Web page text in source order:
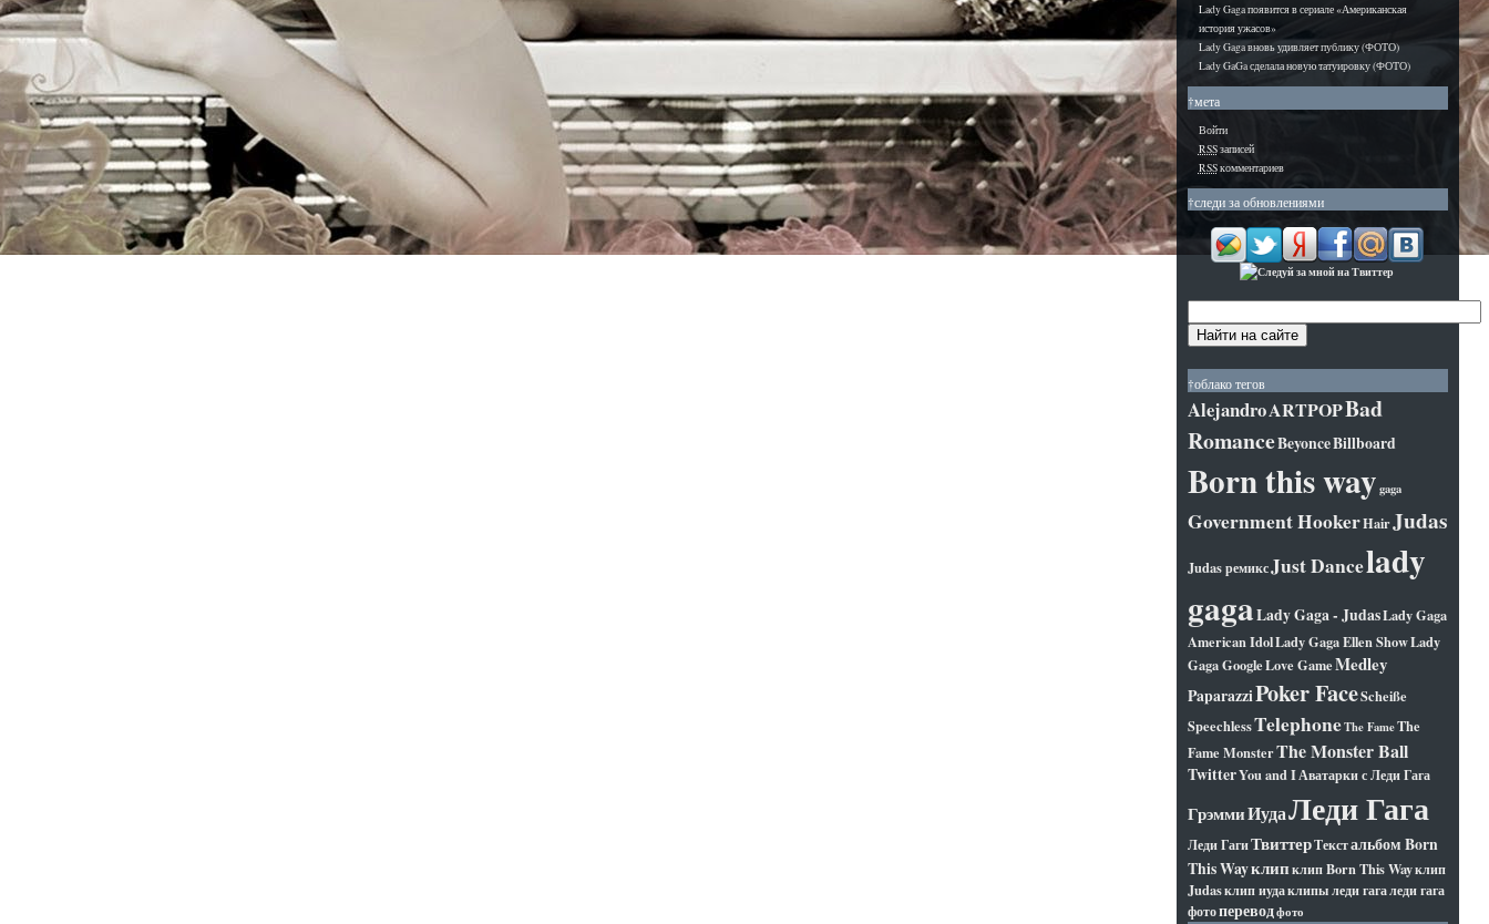
Lady Gaga появится в сериале «Американская
история ужасов»
Lady Gaga вновь удивляет публику (ФОТО)
Lady GaGa сделала новую татуировку (ФОТО)
†мета
Войти
RSSзаписей
RSSкомментариев
†следи за обновлениями
†облако тегов
AlejandroARTPOPBad
RomanceBeyonceBillboard
Born this waygaga
Government HookerHairJudas
Judas ремиксJust Dancelady
gagaLady Gaga - JudasLady Gaga
American IdolLady Gaga Ellen ShowLady
Gaga GoogleLove GameMedley
PaparazziPoker FaceScheiße
SpeechlessTelephoneThe FameThe
Fame MonsterThe Monster Ball
TwitterYou and IАватарки с Леди Гага
ГрэммиИудаЛеди Гага
Леди ГагиТвиттерТекстальбом Born
This Wayклипклип Born This Wayклип
Judasклип иудаклипы леди гагаледи гага
фотопереводфото